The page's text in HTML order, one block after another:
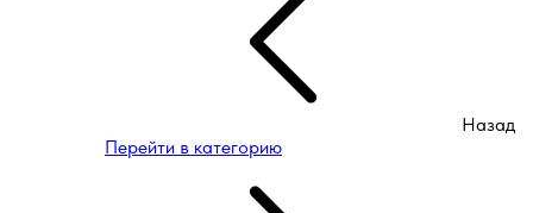
Назад
Перейти в категорию